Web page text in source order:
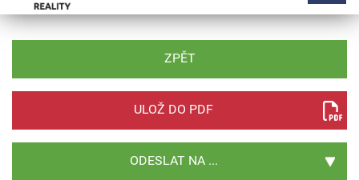
ZPĚT
ULOŽ DO PDF
ODESLAT NA ...